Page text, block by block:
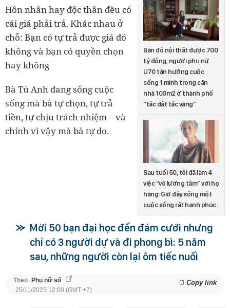
Bán đồ nội thất được 700
tỷ đồng, người phụ nữ
U70 tận hưởng cuộc
sống 1 mình trong căn
nhà 100m2 ở thành phố
“tấc đất tấc vàng”
Sau tuổi 50, tôi đã làm 4
việc “vô lương tâm” với họ
hàng: Giờ đây sống một
cuộc sống rất hạnh phúc
Hôn nhân hay độc thân đều có
cái giá phải trả. Khác nhau ở
chỗ: Bạn có tự trả được giá đó
không và bạn có quyền chọn
hay không
Bà Tú Anh đang sống cuộc
sống mà bà tự chọn, tự trả
tiền, tự chịu trách nhiệm – và
chính vì vậy mà bà tự do.
Mời 50 bạn đại học đến đám cưới nhưng
chỉ có 3 người dự và đi phong bì: 5 năm
sau, những người còn lại ôm tiếc nuối
Theo Phụ nữ số Copy link
25/11/2025 12:00 (GMT +7)